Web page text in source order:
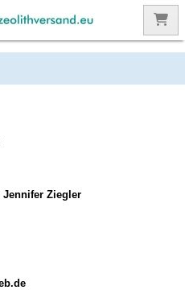
Jennifer Ziegler